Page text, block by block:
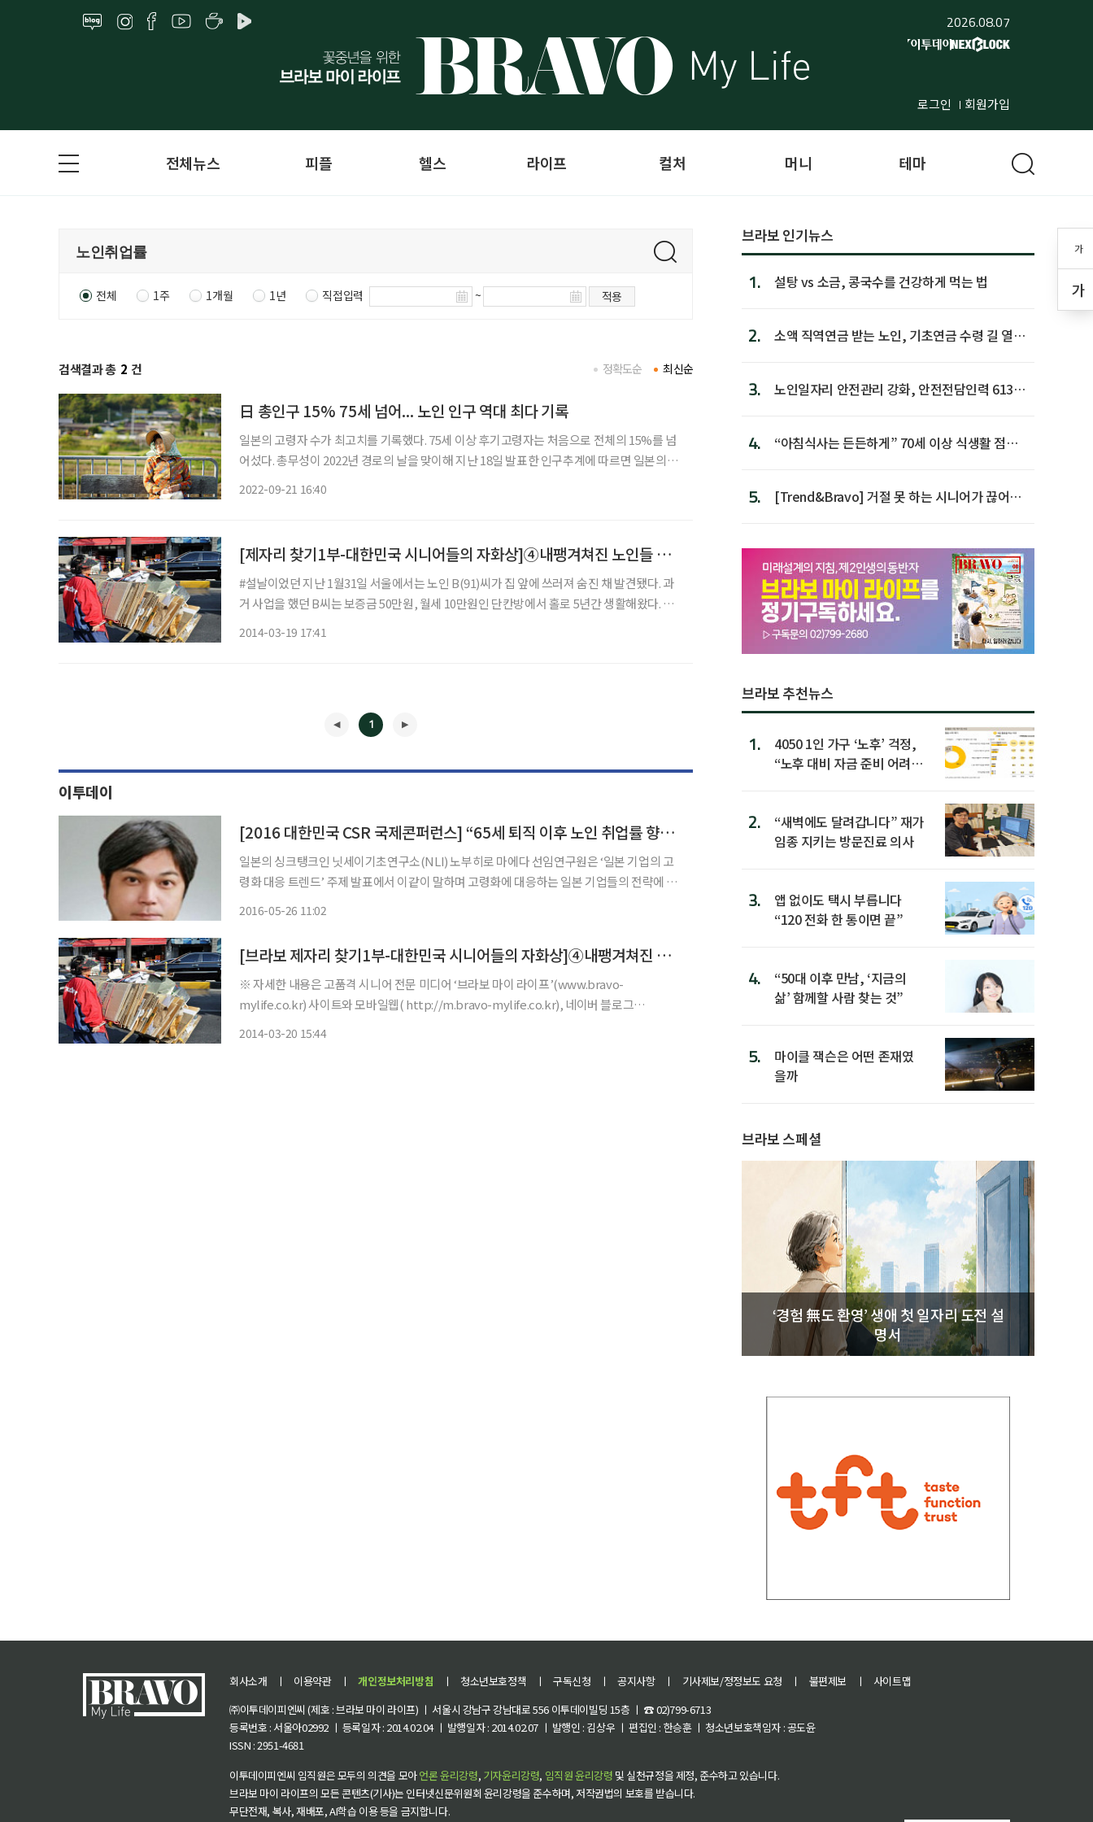
2026.08.07
로그인 회원가입
가
가
전체뉴스 피플 헬스 라이프 컬처 머니 테마
전체 1주 1개월 1년 직접입력 ~ 적용
검색결과 총 2 건 최신순
정확도순
日 총인구 15% 75세 넘어... 노인 인구 역대 최다 기록
일본의 고령자 수가 최고치를 기록했다. 75세 이상 후기고령자는 처음으로 전체의 15%를 넘
어섰다. 총무성이 2022년 경로의 날을 맞이해 지난 18일 발표한 인구추계에 따르면 일본의
2022-09-21 16:40
[제자리 찾기1부-대한민국 시니어들의 자화상]④내팽겨쳐진 노인들 …복지사각지대를 아십니까?
#설날이었던 지난 1월31일 서울에서는 노인 B(91)씨가 집 앞에 쓰러져 숨진 채 발견됐다. 과
거 사업을 했던 B씨는 보증금 50만원, 월세 10만원인 단칸방에서 홀로 5년간 생활해왔다. 자
2014-03-19 17:41
1
이투데이
[2016 대한민국 CSR 국제콘퍼런스] “65세 퇴직 이후 노인 취업률 향상 국가적 과제로”
일본의 싱크탱크인 닛세이기초연구소(NLI) 노부히로 마에다 선임연구원은 ‘일본 기업의 고
령화 대응 트렌드’ 주제 발표에서 이같이 말하며 고령화에 대응하는 일본 기업들의 전략에 대
2016-05-26 11:02
[브라보 제자리 찾기1부-대한민국 시니어들의 자화상]④내팽겨쳐진 노인들 …복지사각지대를 아십니까?
※ 자세한 내용은 고품격 시니어 전문 미디어 ‘브라보 마이 라이프’(www.bravo-
mylife.co.kr) 사이트와 모바일웹( http://m.bravo-mylife.co.kr), 네이버 블로그
2014-03-20 15:44
브라보 인기뉴스
1. 설탕 vs 소금, 콩국수를 건강하게 먹는 법
2.
소액 직역연금 받는 노인, 기초연금 수령 길 열린
3.
노인일자리 안전관리 강화, 안전전담인력 613명
4.
“아침식사는 든든하게” 70세 이상 식생활 점수
5.
[Trend&Bravo] 거절 못 하는 시니어가 끊어야
브라보 추천뉴스
1.
4050 1인 가구 ‘노후’ 걱정,
“노후 대비 자금 준비 어려
2.
“새벽에도 달려갑니다” 재가
임종 지키는 방문진료 의사
3.
앱 없이도 택시 부릅니다
“120 전화 한 통이면 끝”
4.
“50대 이후 만남, ‘지금의
삶’ 함께할 사람 찾는 것”
5.
마이클 잭슨은 어떤 존재였
을까
브라보 스페셜
‘경험 無도 환영’ 생애 첫 일자리 도전 설
명서
회사소개 ㅣ 이용약관 ㅣ 개인정보처리방침 ㅣ 청소년보호정책 ㅣ 구독신청 ㅣ 공지사항 ㅣ 기사제보/정정보도 요청 ㅣ 불편제보 ㅣ
사이트맵
㈜이투데이피엔씨 (제호 : 브라보 마이 라이프) ㅣ 서울시 강남구 강남대로 556 이투데이빌딩 15층 ㅣ ☎ 02)799-6713
등록번호 : 서울아02992 ㅣ 등록일자 : 2014.02.04 ㅣ 발행일자 : 2014.02.07 ㅣ 발행인 : 김상우 ㅣ 편집인 : 한승훈 ㅣ 청소년보호책임자 : 공도윤
ISSN : 2951-4681
이투데이피엔씨 임직원은 모두의 의견을 모아언론 윤리강령, 기자윤리강령, 임직원 윤리강령 및 실천규정을 제정, 준수하고 있습니다.
브라보 마이 라이프의 모든 콘텐츠(기사)는 인터넷신문위원회 윤리강령을 준수하며, 저작권법의 보호를 받습니다.
무단전재, 복사, 재배포, AI학습 이용 등을 금지합니다.